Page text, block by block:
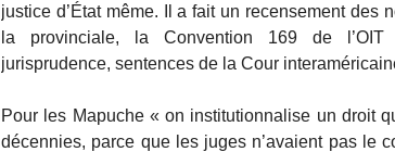
justice d’État même. Il a fait un recensement des
la provinciale, la Convention 169 de l’OIT
jurisprudence, sentences de la Cour
Pour les Mapuche « on institutionnalise un droit
décennies, parce que les juges n’avaient pas le